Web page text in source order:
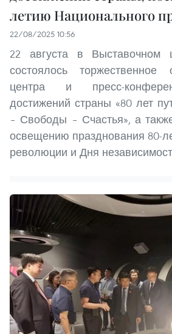
летию Национального
22/08/2025 10:56
22 августа в Выставочном
состоялось торжественное
центра и пресс-
достижений страны «80 лет
– Свободы – Счастья», а
освещению празднования 80-
революции и Дня